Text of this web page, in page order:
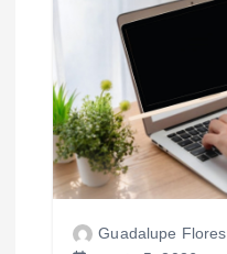
ó
n
Guadalupe Flores